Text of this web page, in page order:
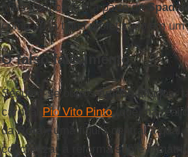
Mais intrincada é a parte de
como eu já tinha profetizado em
O falso falecimento
Seguem-se outros artigos afiados,
cardeal
Pio Vito Pinto(que, na
daRota ), uma figura central a qual
concretizar a reforma sobre o